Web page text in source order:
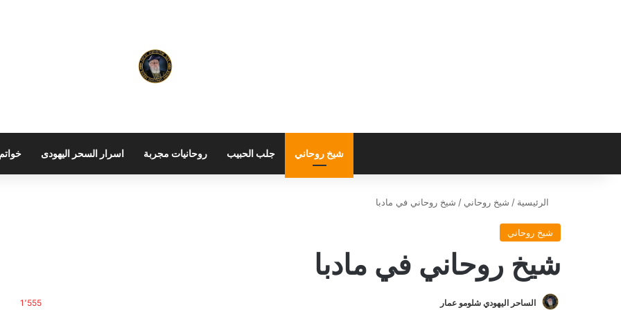
شيخ روحاني جلب الحبيب روحانيات مجربة اسرار السحر اليهودى
الرئيسية / شيخ روحاني / شيخ روحاني في مادبا
شيخ روحاني
شيخ روحاني في مادبا
الساحر اليهودي شلومو عمار 1٬555